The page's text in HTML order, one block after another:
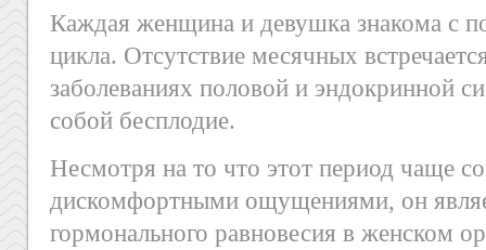
Каждая женщина и девушка знакома с
цикла. Отсутствие месячных
заболеваниях половой и эндокринной
собой бесплодие.
Несмотря на то что этот период чаще
дискомфортными ощущениями, он
гормонального равновесия в женском